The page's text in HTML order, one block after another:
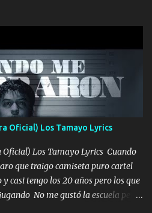
en la soledad Porque me
final feliz el final fue triste pa mí Y
que moría por ti yo y la luna
Quién sabe qué será de mí si
no lloró pero muy en el fondo te
Oficial) Los Tamayo Lyrics
Los Tamayo Lyrics Cuando
que traigo camiseta puro cartel
casi tengo los 20 años pero los que
No me gustó la escuela pero